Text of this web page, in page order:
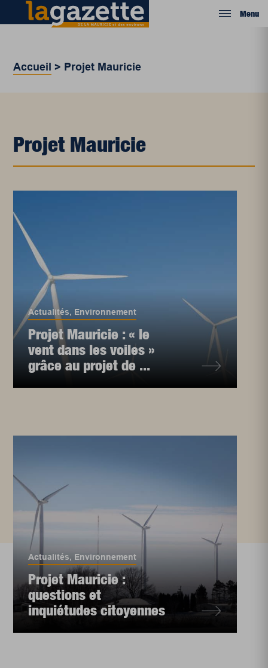
Menu
Accueil > Projet Mauricie
Projet Mauricie
Actualités, Environnement
Projet Mauricie : « le
vent dans les voiles »
grâce au projet de ...
Actualités, Environnement
Projet Mauricie :
questions et
inquiétudes citoyennes